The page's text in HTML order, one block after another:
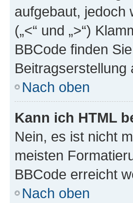
aufgebaut, jedoch
(„<“ und „>“)
BBCode finden
Beitragserstellung
Nach oben
Kann ich HTML
Nein, es ist nicht
meisten
BBCode erreicht
Nach oben